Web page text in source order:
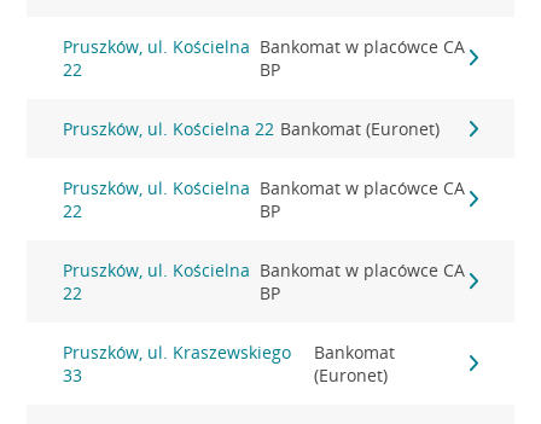
Pruszków, ul. Kościelna
22
Bankomat w placówce CA
BP
Pruszków, ul. Kościelna 22 Bankomat (Euronet)
Pruszków, ul. Kościelna
22
Bankomat w placówce CA
BP
Pruszków, ul. Kościelna
22
Bankomat w placówce CA
BP
Pruszków, ul. Kraszewskiego
33
Bankomat
(Euronet)